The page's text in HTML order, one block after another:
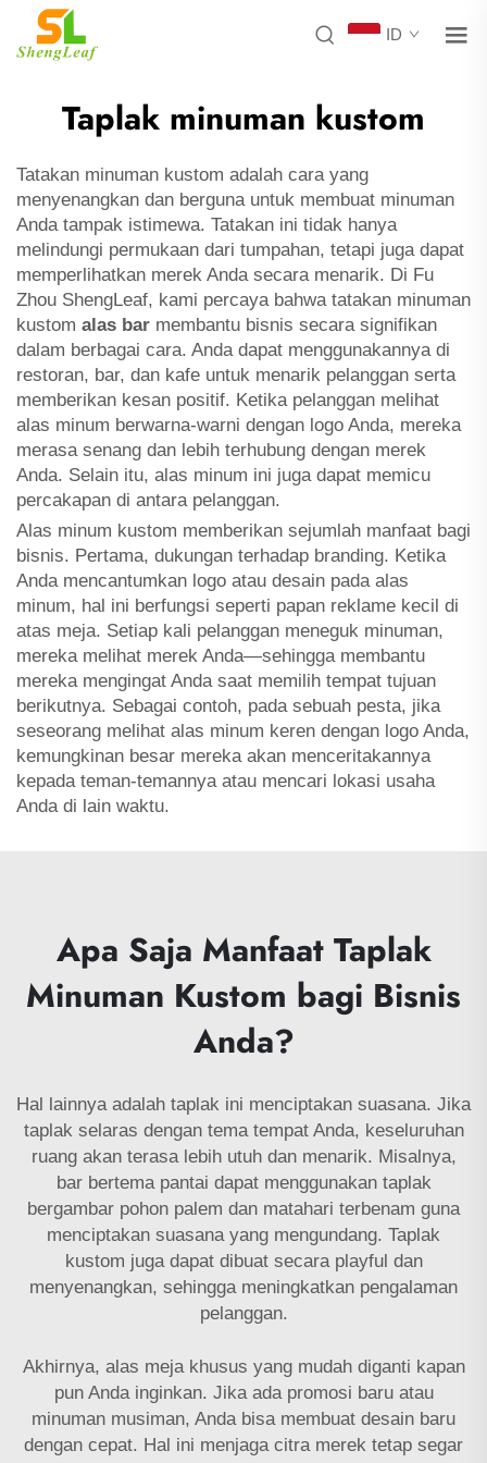
ID
Taplak minuman kustom
Tatakan minuman kustom adalah cara yang
menyenangkan dan berguna untuk membuat minuman
Anda tampak istimewa. Tatakan ini tidak hanya
melindungi permukaan dari tumpahan, tetapi juga dapat
memperlihatkan merek Anda secara menarik. Di Fu
Zhou ShengLeaf, kami percaya bahwa tatakan minuman
kustom alas bar membantu bisnis secara signifikan
dalam berbagai cara. Anda dapat menggunakannya di
restoran, bar, dan kafe untuk menarik pelanggan serta
memberikan kesan positif. Ketika pelanggan melihat
alas minum berwarna-warni dengan logo Anda, mereka
merasa senang dan lebih terhubung dengan merek
Anda. Selain itu, alas minum ini juga dapat memicu
percakapan di antara pelanggan.
Alas minum kustom memberikan sejumlah manfaat bagi
bisnis. Pertama, dukungan terhadap branding. Ketika
Anda mencantumkan logo atau desain pada alas
minum, hal ini berfungsi seperti papan reklame kecil di
atas meja. Setiap kali pelanggan meneguk minuman,
mereka melihat merek Anda—sehingga membantu
mereka mengingat Anda saat memilih tempat tujuan
berikutnya. Sebagai contoh, pada sebuah pesta, jika
seseorang melihat alas minum keren dengan logo Anda,
kemungkinan besar mereka akan menceritakannya
kepada teman-temannya atau mencari lokasi usaha
Anda di lain waktu.
Apa Saja Manfaat Taplak
Minuman Kustom bagi Bisnis
Anda?
Hal lainnya adalah taplak ini menciptakan suasana. Jika
taplak selaras dengan tema tempat Anda, keseluruhan
ruang akan terasa lebih utuh dan menarik. Misalnya,
bar bertema pantai dapat menggunakan taplak
bergambar pohon palem dan matahari terbenam guna
menciptakan suasana yang mengundang. Taplak
kustom juga dapat dibuat secara playful dan
menyenangkan, sehingga meningkatkan pengalaman
pelanggan.
Akhirnya, alas meja khusus yang mudah diganti kapan
pun Anda inginkan. Jika ada promosi baru atau
minuman musiman, Anda bisa membuat desain baru
dengan cepat. Hal ini menjaga citra merek tetap segar